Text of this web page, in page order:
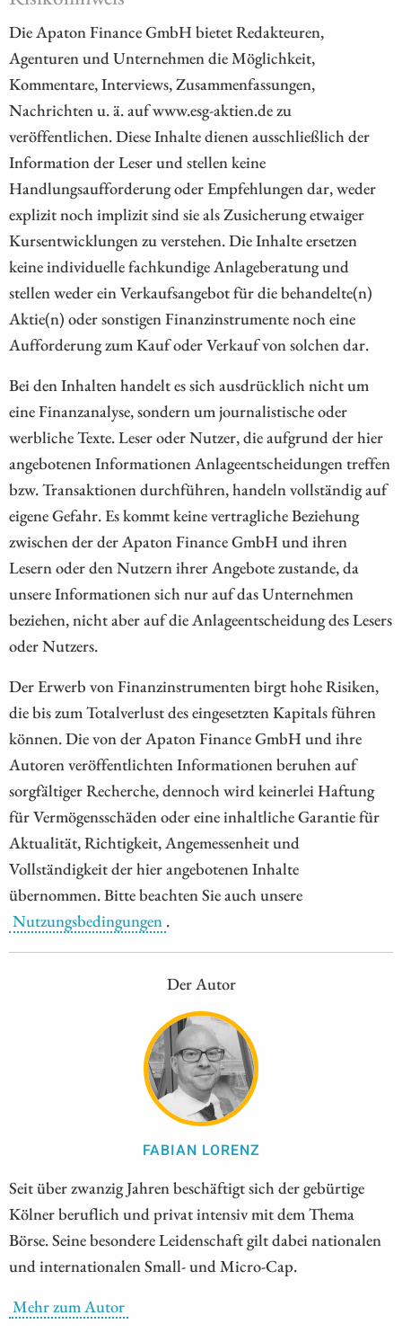
Die Apaton Finance GmbH bietet Redakteuren,
Agenturen und Unternehmen die Möglichkeit,
Kommentare, Interviews, Zusammenfassungen,
Nachrichten u. ä. auf www.esg-aktien.de zu
veröffentlichen. Diese Inhalte dienen ausschließlich der
Information der Leser und stellen keine
Handlungsaufforderung oder Empfehlungen dar, weder
explizit noch implizit sind sie als Zusicherung etwaiger
Kursentwicklungen zu verstehen. Die Inhalte ersetzen
keine individuelle fachkundige Anlageberatung und
stellen weder ein Verkaufsangebot für die behandelte(n)
Aktie(n) oder sonstigen Finanzinstrumente noch eine
Aufforderung zum Kauf oder Verkauf von solchen dar.
Bei den Inhalten handelt es sich ausdrücklich nicht um
eine Finanzanalyse, sondern um journalistische oder
werbliche Texte. Leser oder Nutzer, die aufgrund der hier
angebotenen Informationen Anlageentscheidungen treffen
bzw. Transaktionen durchführen, handeln vollständig auf
eigene Gefahr. Es kommt keine vertragliche Beziehung
zwischen der der Apaton Finance GmbH und ihren
Lesern oder den Nutzern ihrer Angebote zustande, da
unsere Informationen sich nur auf das Unternehmen
beziehen, nicht aber auf die Anlageentscheidung des Lesers
oder Nutzers.
Der Erwerb von Finanzinstrumenten birgt hohe Risiken,
die bis zum Totalverlust des eingesetzten Kapitals führen
können. Die von der Apaton Finance GmbH und ihre
Autoren veröffentlichten Informationen beruhen auf
sorgfältiger Recherche, dennoch wird keinerlei Haftung
für Vermögensschäden oder eine inhaltliche Garantie für
Aktualität, Richtigkeit, Angemessenheit und
Vollständigkeit der hier angebotenen Inhalte
übernommen. Bitte beachten Sie auch unsere
Nutzungsbedingungen .
Der Autor
FABIAN LORENZ
Seit über zwanzig Jahren beschäftigt sich der gebürtige
Kölner beruflich und privat intensiv mit dem Thema
Börse. Seine besondere Leidenschaft gilt dabei nationalen
und internationalen Small- und Micro-Cap.
Mehr zum Autor